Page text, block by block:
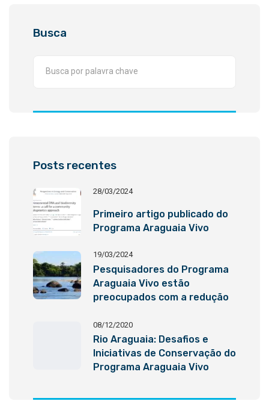
Busca
Posts recentes
28/03/2024
Primeiro artigo publicado do
Programa Araguaia Vivo
19/03/2024
Pesquisadores do Programa
Araguaia Vivo estão
preocupados com a redução
08/12/2020
Rio Araguaia: Desafios e
Iniciativas de Conservação do
Programa Araguaia Vivo